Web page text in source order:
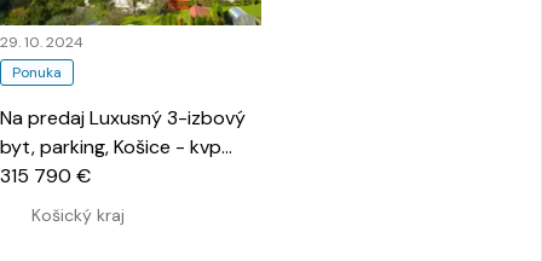
Ponuka
29. 10. 2024
Na predaj Luxusný 3-izbový
byt, parking, Košice - kvp…
Košický kraj
315 790 €